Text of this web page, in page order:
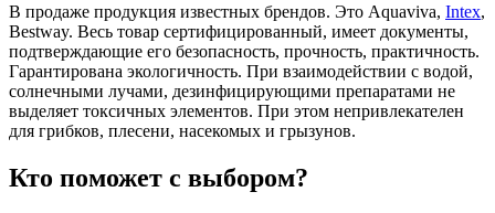
В продаже продукция известных брендов. Это Aquaviva, Intex,
Bestway. Весь товар сертифицированный, имеет документы,
подтверждающие его безопасность, прочность, практичность.
Гарантирована экологичность. При взаимодействии с водой,
солнечными лучами, дезинфицирующими препаратами не
выделяет токсичных элементов. При этом непривлекателен
для грибков, плесени, насекомых и грызунов.
Кто поможет с выбором?